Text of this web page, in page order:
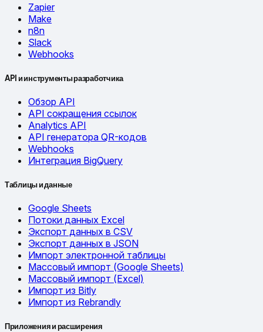
Zapier
Make
n8n
Slack
Webhooks
API и инструменты разработчика
Обзор API
API сокращения ссылок
Analytics API
API генератора QR-кодов
Webhooks
Интеграция BigQuery
Таблицы и данные
Google Sheets
Потоки данных Excel
Экспорт данных в CSV
Экспорт данных в JSON
Импорт электронной таблицы
Массовый импорт (Google Sheets)
Массовый импорт (Excel)
Импорт из Bitly
Импорт из Rebrandly
Приложения и расширения